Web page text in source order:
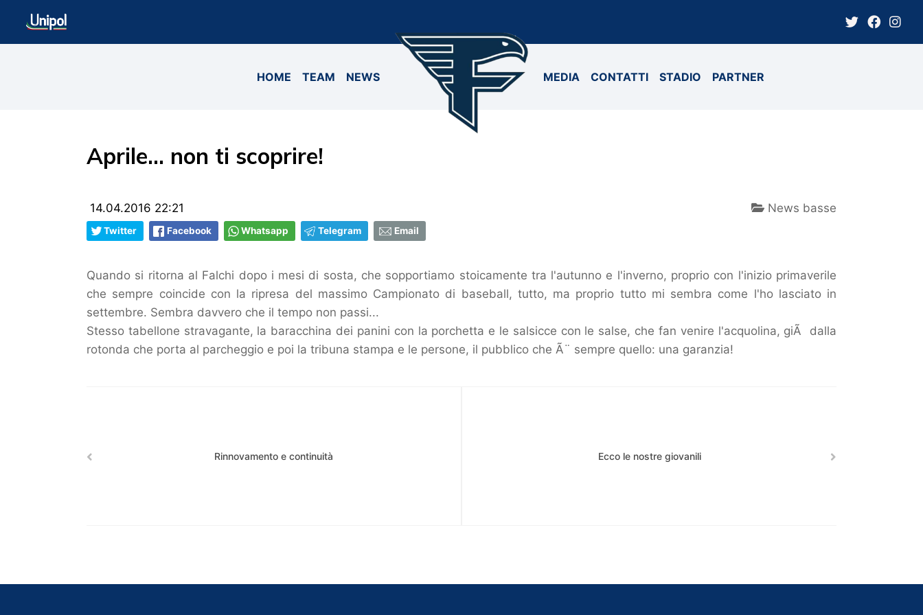
HOME TEAM NEWS MEDIA CONTATTI STADIO PARTNER
Aprile... non ti scoprire!
14.04.2016 22:21 News basse
Twitter Facebook Whatsapp Telegram Email
Quando si ritorna al Falchi dopo i mesi di sosta, che sopportiamo stoicamente tra l'autunno e l'inverno, proprio con l'inizio primaverile
che sempre coincide con la ripresa del massimo Campionato di baseball, tutto, ma proprio tutto mi sembra come l'ho lasciato in
settembre. Sembra davvero che il tempo non passi...
Stesso tabellone stravagante, la baracchina dei panini con la porchetta e le salsicce con le salse, che fan venire l'acquolina, giÃ dalla
rotonda che porta al parcheggio e poi la tribuna stampa e le persone, il pubblico che Ã¨ sempre quello: una garanzia!
Rinnovamento e continuità Ecco le nostre giovanili